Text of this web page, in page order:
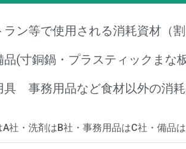
ラン等で使用される消耗資材（
品(寸銅鍋・プラスティックまな
具 事務用品など食材以外の消
A社・洗剤はB社・事務用品はC社・備品